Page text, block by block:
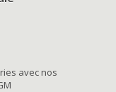
avec nos